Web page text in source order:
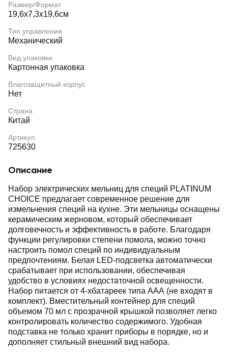
Размер/Формат
19,6х7,3х19,6см
Тип управления
Механический
Вид упаковки
Картонная упаковка
Влагозащитный корпус
Нет
Страна
Китай
Артикул
725630
Описание
Набор электрических мельниц для специй PLATINUM
CHOICE предлагает современное решение для
измельчения специй на кухне. Эти мельницы оснащены
керамическим жерновом, который обеспечивает
долговечность и эффективность в работе. Благодаря
функции регулировки степени помола, можно точно
настроить помол специй по индивидуальным
предпочтениям. Белая LED-подсветка автоматически
срабатывает при использовании, обеспечивая
удобство в условиях недостаточной освещенности.
Набор питается от 4-хбатареек типа AAA (не входят в
комплект). Вместительный контейнер для специй
объемом 70 мл с прозрачной крышкой позволяет легко
контролировать количество содержимого. Удобная
подставка не только хранит приборы в порядке, но и
дополняет стильный внешний вид набора.